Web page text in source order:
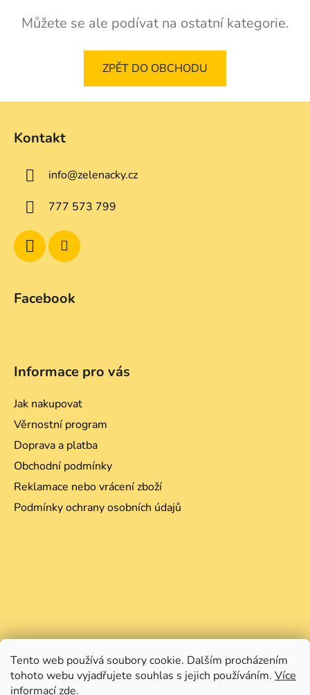
Tento web používá soubory cookie. Dalším procházením
tohoto webu vyjadřujete souhlas s jejich používáním. Více
informací zde.
Můžete se ale podívat na ostatní kategorie.
ZPĚT DO OBCHODU
Kontakt
info@zelenacky.cz
777 573 799
Facebook
Informace pro vás
Jak nakupovat
Věrnostní program
Doprava a platba
Obchodní podmínky
Reklamace nebo vrácení zboží
Podmínky ochrany osobních údajů